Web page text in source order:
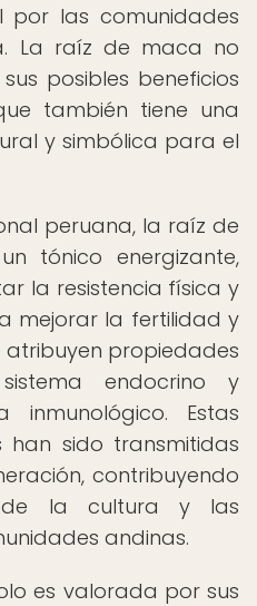
por las comunidades
La raíz de maca no
posibles beneficios
también tiene una
y simbólica para el
peruana, la raíz de
tónico energizante,
la resistencia física y
mejorar la fertilidad y
atribuyen propiedades
endocrino y
inmunológico. Estas
sido transmitidas
contribuyendo
la cultura y las
andinas.
es valorada por sus